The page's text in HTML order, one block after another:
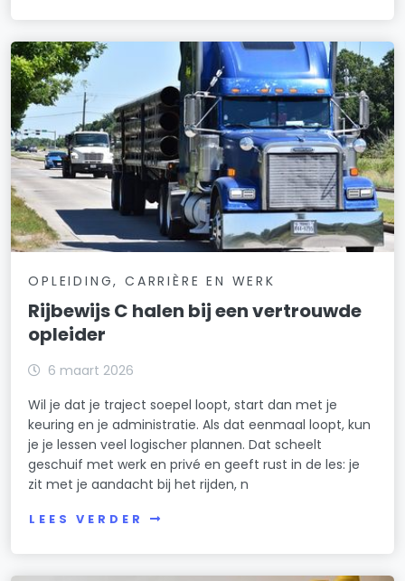
OPLEIDING, CARRIÈRE EN WERK
Rijbewijs C halen bij een vertrouwde
opleider
6 maart 2026
Wil je dat je traject soepel loopt, start dan met je
keuring en je administratie. Als dat eenmaal loopt, kun
je je lessen veel logischer plannen. Dat scheelt
geschuif met werk en privé en geeft rust in de les: je
zit met je aandacht bij het rijden, n
LEES VERDER